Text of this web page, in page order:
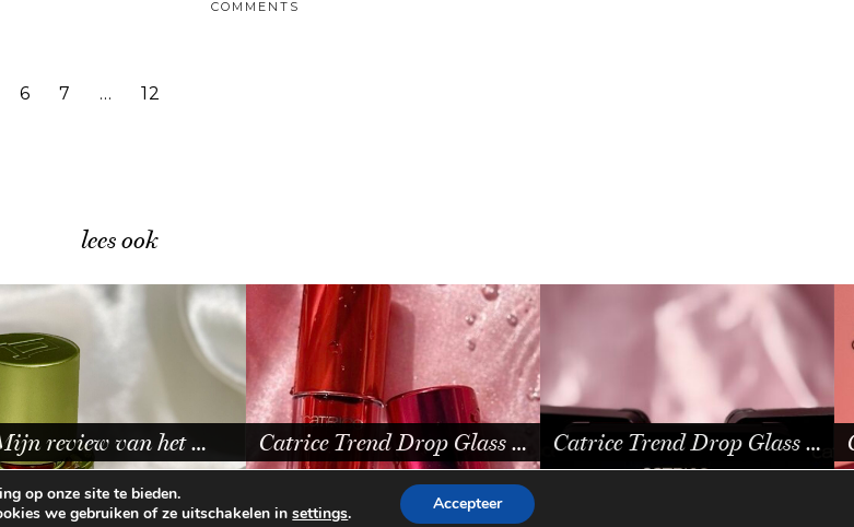
COMMENTS
6 7 …
12
lees ook
Trend Drop Glass … Catrice Trend Drop Glass … Catrice Trend Drop Glass …
WORDPRESS THEME BY
op onze site te bieden.
we gebruiken of ze uitschakelen insettings. Accepteer